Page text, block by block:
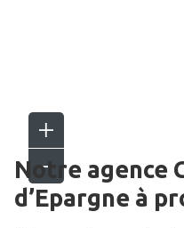
Notre agence
d’Epargne à